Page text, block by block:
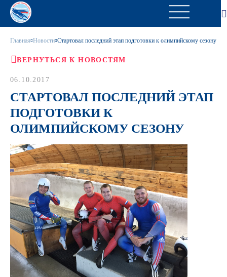
Главная Новости Стартовал последний этап подготовки к олимпийскому сезону
ВЕРНУТЬСЯ К НОВОСТЯМ
06.10.2017
СТАРТОВАЛ ПОСЛЕДНИЙ ЭТАП
ПОДГОТОВКИ К
ОЛИМПИЙСКОМУ СЕЗОНУ